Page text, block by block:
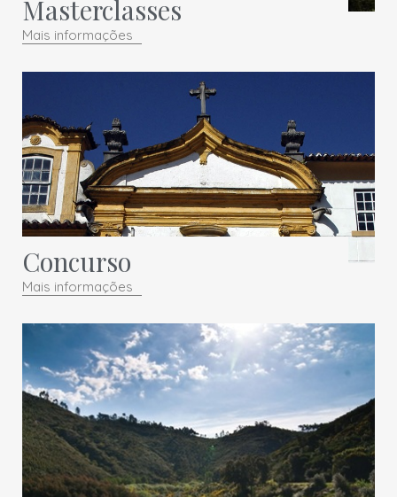
Masterclasses
Mais informações
Concurso
Mais informações